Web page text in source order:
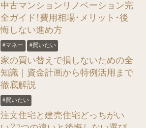
中古マンションリノベーション完
全ガイド！費用相場・メリット・後
悔しない進め方
#マネー #買いたい
家の買い替えで損しないための全
知識｜資金計画から特例活用まで
徹底解説
#買いたい
注文住宅と建売住宅どっちがい